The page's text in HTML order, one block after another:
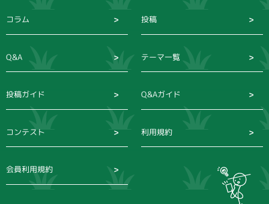
コラム 投稿
Q&A テーマ一覧
投稿ガイド Q&Aガイド
コンテスト 利用規約
会員利用規約